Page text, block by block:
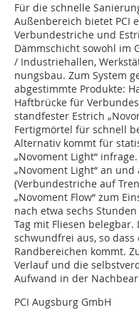
Für die schnelle
Außenbereich bietet PCI
Ver­bundestriche und
Dämmschicht sowohl im
/ Industriehallen,
nungsbau. Zum System
abgestimmte Produkte:
Haftbrücke für
standfester Estrich
Fertigmörtel für schnell
Alternativ kommt für
„Novoment Light“
„Novoment Light“ an
(Verbundestriche auf
„Novoment Flow“ zum
nach etwa sechs
Tag mit Fliesen
schwundfrei aus, so
Randbereichen kommt.
Verlauf und die
Aufwand in der
PCI Augsburg GmbH